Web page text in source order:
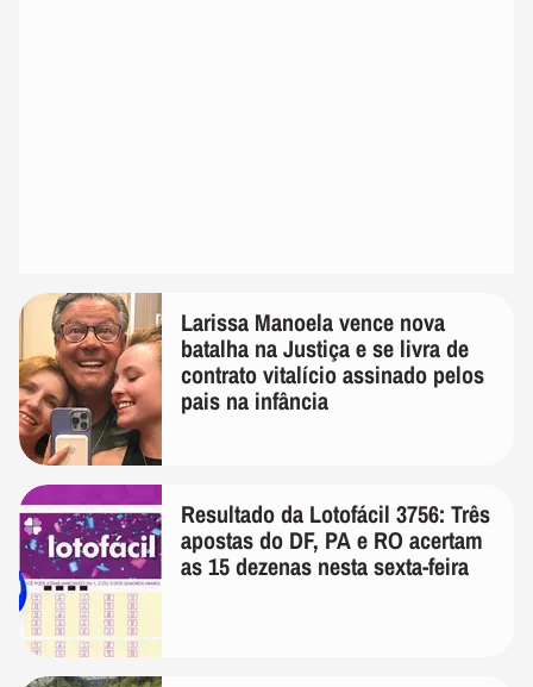
Larissa Manoela vence nova
batalha na Justiça e se livra de
contrato vitalício assinado pelos
pais na infância
Resultado da Lotofácil 3756: Três
apostas do DF, PA e RO acertam
as 15 dezenas nesta sexta-feira